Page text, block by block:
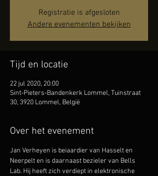
Registratie is afgesloten
Andere evenementen bekijken
Tijd en locatie
22 jul 2020, 20:00
Sint-Pieters-Bandenkerk Lommel, Tuinstraat
30, 3920 Lommel, België
Over het evenement
Jan Verheyen is beiaardier van Hasselt en
Neerpelt en is daarnaast bezieler van Bells
Lab. Hij heeft zich verdiept in elektronische